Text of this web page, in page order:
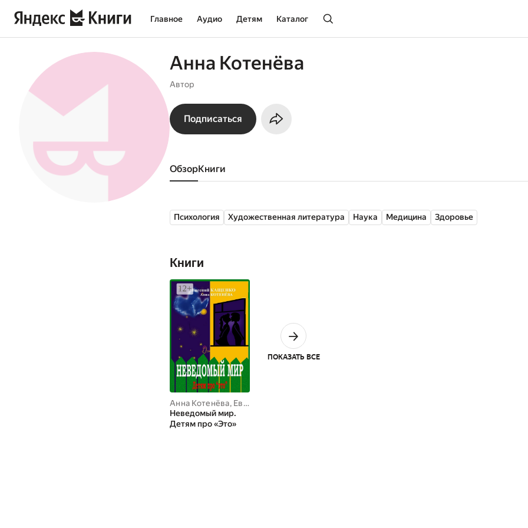
Главное Аудио Детям Каталог
Анна Котенёва
Автор
Подписаться
Обзор книги
Психология Художественная литература Наука Медицина Здоровье
Книги
Анна Котенёва, Евгений Кащенко
Неведомый мир.
Детям про «Это»
ПОКАЗАТЬ ВСЕ